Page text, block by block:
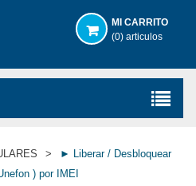
MI CARRITO
(0) articulos
>
► Liberar / Desbloquear
) por IMEI